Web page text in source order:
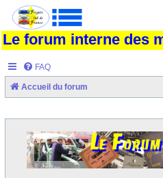
Le forum interne des
FAQ
Accueil du forum